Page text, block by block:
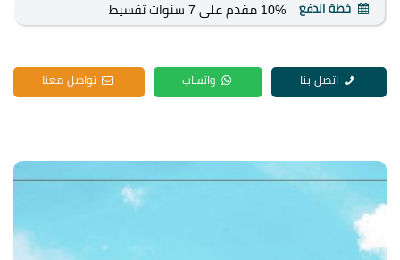
خطة الدفع 10% مقدم على 7 سنوات تقسيط
اتصل بنا واتساب تواصل معنا